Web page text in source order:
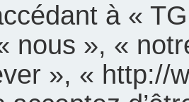
à «
nous », «
», « http://